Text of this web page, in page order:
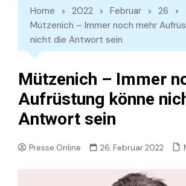
Home 2022 Februar
26
Mützenich – Immer noch mehr
nicht die Antwort sein
Mützenich – Immer
Aufrüstung könne
Antwort sein
Presse.Online 26. Februar 2022